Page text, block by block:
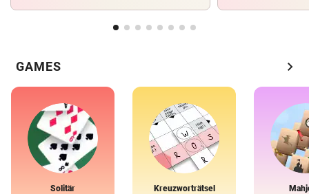
GAMES chevron_right
Solitär Kreuzworträtsel